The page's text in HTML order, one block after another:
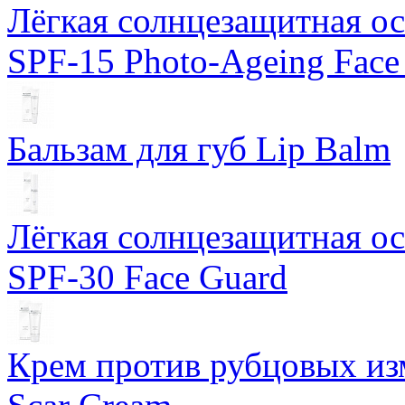
Лёгкая солнцезащитная
SPF-15 Photo-Ageing
Бальзам для губ Lip Balm
Лёгкая солнцезащитная
SPF-30 Face Guard
Крем против рубцовых